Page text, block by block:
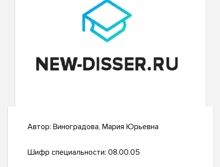
Автор: Виноградова, Мария Юрьевна
Шифр специальности: 08.00.05